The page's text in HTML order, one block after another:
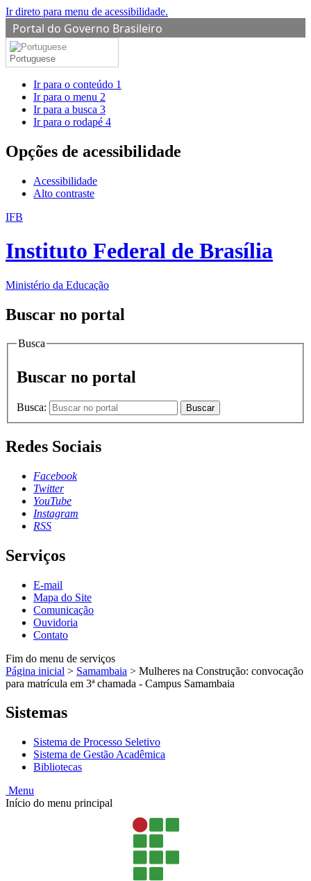
Ir direto para menu de acessibilidade.
Portal do Governo Brasileiro
Portuguese
Ir para o conteúdo 1
Ir para o menu 2
Ir para a busca 3
Ir para o rodapé 4
Opções de acessibilidade
Acessibilidade
Alto contraste
IFB
Instituto Federal de Brasília
Ministério da Educação
Buscar no portal
Busca
Buscar no portal
Busca: Buscar
Redes Sociais
Facebook
Twitter
YouTube
Instagram
RSS
Serviços
E-mail
Mapa do Site
Comunicação
Ouvidoria
Contato
Fim do menu de serviços
Página inicial > Samambaia > Mulheres na Construção: convocação
para matrícula em 3ª chamada - Campus Samambaia
Sistemas
Sistema de Processo Seletivo
Sistema de Gestão Acadêmica
Bibliotecas
Menu
Início do menu principal